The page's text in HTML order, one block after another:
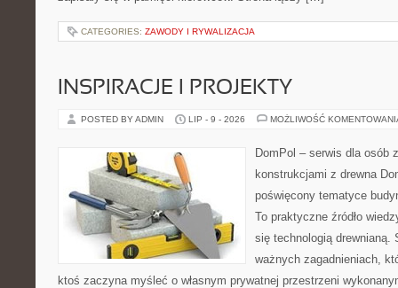
CATEGORIES: ZAWODY I RYWALIZACJA
INSPIRACJE I PROJEKTY
POSTED BY ADMIN LIP - 9 - 2026 MOŻLIWOŚĆ
DomPol – serwis dla osób
konstrukcjami z drewna
poświęcony tematyce
To praktyczne źródło
się technologią drewnianą.
ważnych zagadnieniach,
ktoś zaczyna myśleć o własnym prywatnej przestrzeni